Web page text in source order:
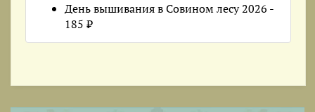
День вышивания в Совином лесу 2026 -
185 ₽